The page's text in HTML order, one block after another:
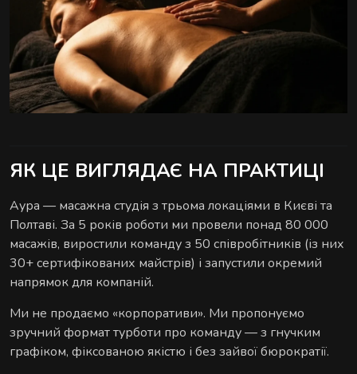
ЯК ЦЕ ВИГЛЯДАЄ НА ПРАКТИЦІ
Аура — масажна студія з трьома локаціями в Києві та
Полтаві. За 5 років роботи ми провели понад 80 000
масажів, виростили команду з 50 співробітників (із них
30+ сертифікованих майстрів) і запустили окремий
напрямок для компаній.
Ми не продаємо «корпоративи». Ми пропонуємо
зручний формат турботи про команду — з гнучким
графіком, фіксованою якістю і без зайвої бюрократії.